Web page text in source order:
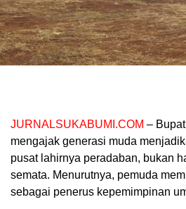
JURNALSUKABUMI.COM –
mengajak generasi muda
pusat lahirnya peradaban, bukan
semata. Menurutnya, pemuda
sebagai penerus kepemimpinan